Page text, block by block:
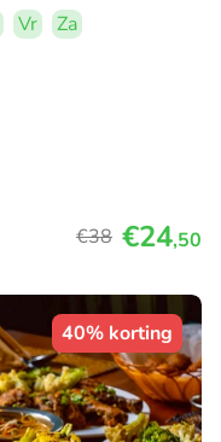
Vr
Za
€38 €24,50
40% korting